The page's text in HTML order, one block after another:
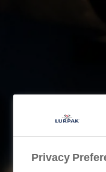
Privacy